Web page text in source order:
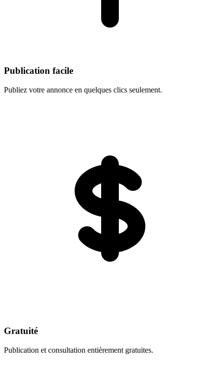
Publication facile
Publiez votre annonce en quelques clics seulement.
Gratuité
Publication et consultation entièrement gratuites.